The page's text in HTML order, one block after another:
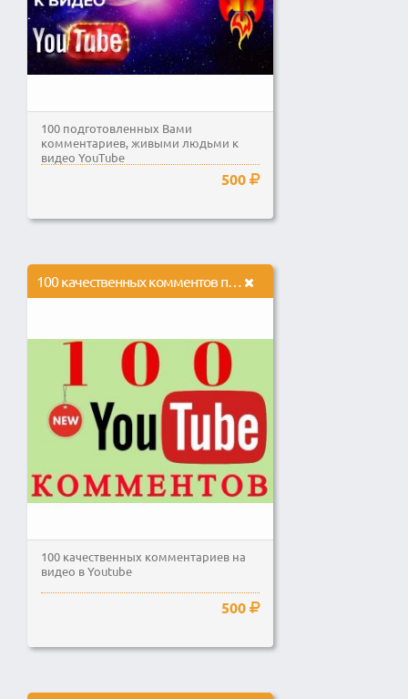
100 подготовленных Вами
комментариев, живыми людьми к
видео YouTube
500
100 качественных комментов под видео на Youtube
100 качественных комментариев на
видео в Youtube
500